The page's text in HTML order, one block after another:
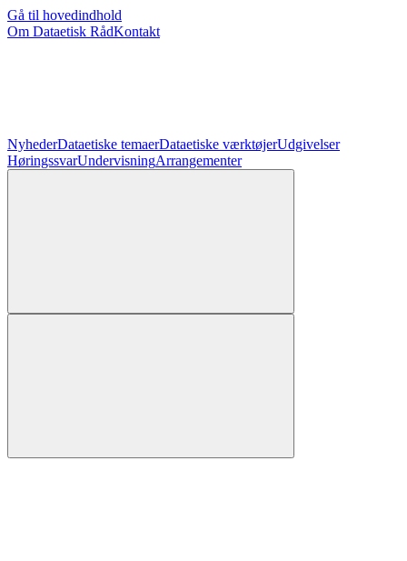
Gå til hovedindhold
Om Dataetisk RådKontakt
NyhederDataetiske temaerDataetiske værktøjerUdgivelser
HøringssvarUndervisningArrangementer